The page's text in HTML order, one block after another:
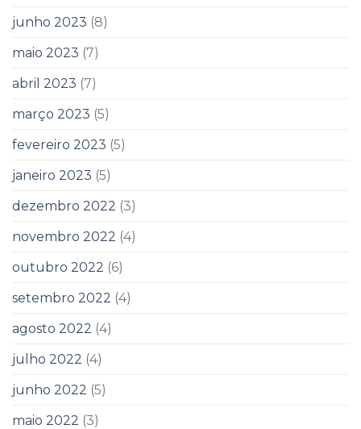
junho 2023 (8)
maio 2023 (7)
abril 2023 (7)
março 2023 (5)
fevereiro 2023 (5)
janeiro 2023 (5)
dezembro 2022 (3)
novembro 2022 (4)
outubro 2022 (6)
setembro 2022 (4)
agosto 2022 (4)
julho 2022 (4)
junho 2022 (5)
maio 2022 (3)